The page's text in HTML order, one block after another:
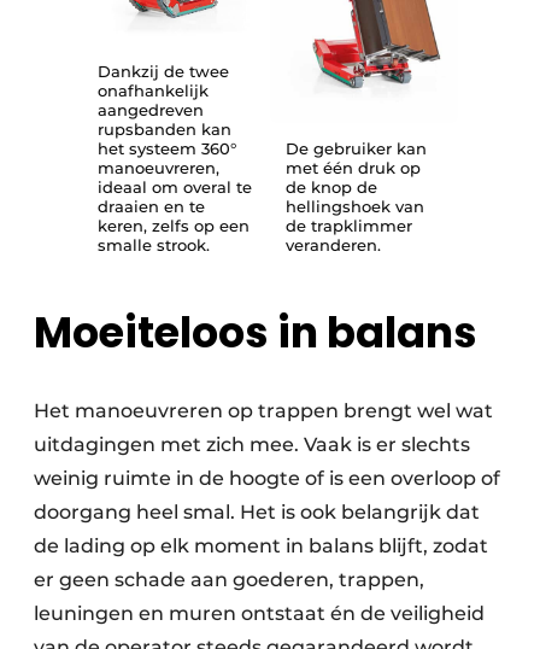
Dankzij de twee
onafhankelijk
aangedreven
rupsbanden kan
het systeem 360°
manoeuvreren,
ideaal om overal te
draaien en te
keren, zelfs op een
smalle strook.
De gebruiker kan
met één druk op
de knop de
hellingshoek van
de trapklimmer
veranderen.
Moeiteloos in balans
Het manoeuvreren op trappen brengt wel wat
uitdagingen met zich mee. Vaak is er slechts
weinig ruimte in de hoogte of is een overloop of
doorgang heel smal. Het is ook belangrijk dat
de lading op elk moment in balans blijft, zodat
er geen schade aan goederen, trappen,
leuningen en muren ontstaat én de veiligheid